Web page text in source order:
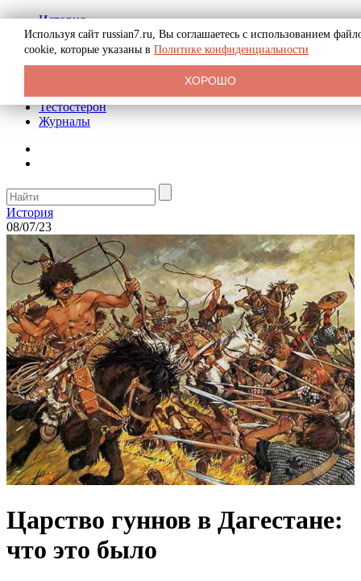
История
Биография
Криминал
Реклама на сайте
Тестостерон
Журналы
История
08/07/23
Царство гуннов в Дагестане:
что это было
Используя сайт russian7.ru, Вы соглашаетесь с использованием
cookie, которые указаны в Политике конфиденциальности
ХОРОШО